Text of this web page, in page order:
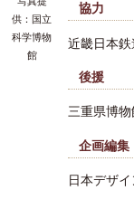
供：国立
科学博物
館
協力
近畿日本
後援
三重県博
企画編集
日本デザ